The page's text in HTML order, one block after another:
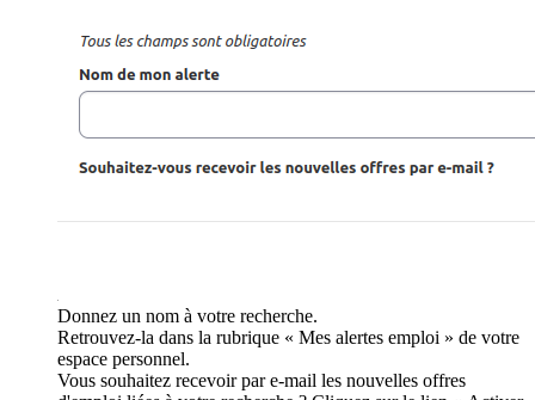
Donnez un nom à votre recherche.
Retrouvez-la dans la rubrique « Mes alertes emploi » de votre
espace personnel.
Vous souhaitez recevoir par e-mail les nouvelles offres